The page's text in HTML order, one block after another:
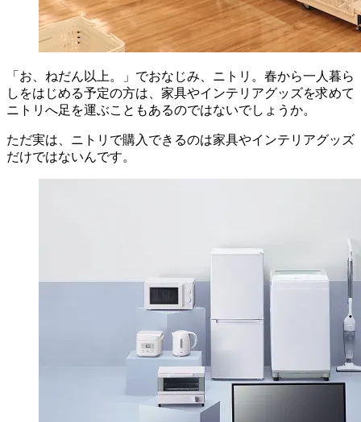
「お、ねだん以上。」でおなじみ、ニトリ。 春から一人暮ら
しをはじめる予定の方は、家具やインテリアグッズを求めて
ニトリへ足を運ぶこともあるのではないでしょうか。
ただ実は、ニトリで購入できるのは家具やインテリアグッズ
だけではないんです。